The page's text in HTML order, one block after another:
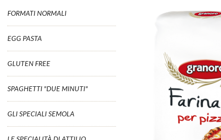
FORMATI NORMALI
EGG PASTA
GLUTEN FREE
SPAGHETTI "DUE MINUTI"
GLI SPECIALI SEMOLA